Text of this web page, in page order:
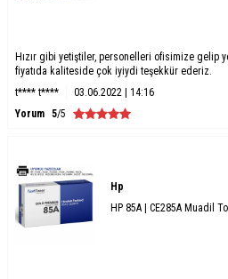
Hızır gibi yetiştiler, personelleri ofisimize gelip
fiyatıda kaliteside çok iyiydi teşekkür ederiz.
t**** t****
03.06.2022 | 14:16
Yorum 5/5
Hp
HP 85A | CE285A Muadil